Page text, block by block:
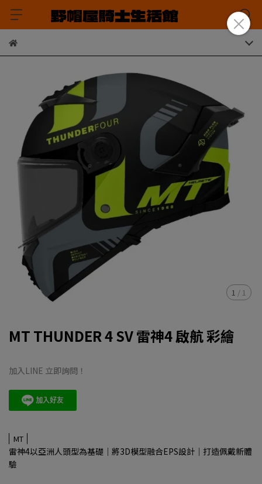
1 / 1
MT THUNDER 4 SV 雷神4 啟航 彩繪
加入LINE 立即詢問！
MT
雷神4以亞洲人頭型為基礎｜將3D模型融合EPS設計｜打造佩戴新體
驗